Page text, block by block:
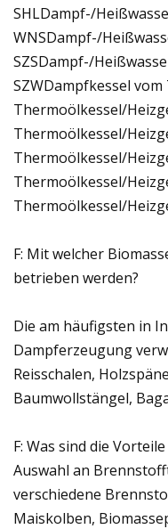
SHLDampf-/
WNSDampf-/
SZSDampf-/
SZWDampfkessel vom
Thermoölkessel/
Thermoölkessel/
Thermoölkessel/
Thermoölkessel/
Thermoölkessel/
F: Mit welcher
betrieben werden?
Die am häufigsten in
Dampferzeugung
Reisschalen,
Baumwollstängel,
F: Was sind die
Auswahl an
verschiedene
Maiskolben,